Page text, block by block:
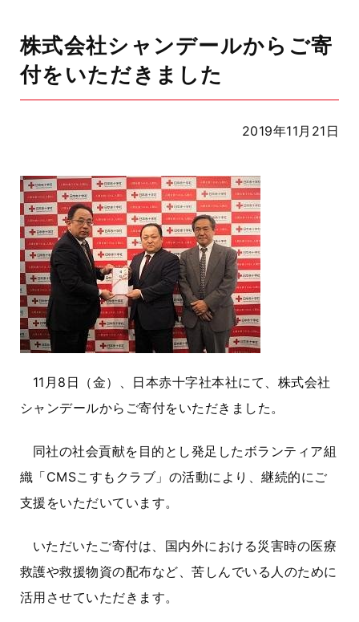
株式会社シャンデールからご寄
付をいただきました
2019年11月21日
11月8日（金）、日本赤十字社本社にて、株式会社
シャンデールからご寄付をいただきました。
同社の社会貢献を目的とし発足したボランティア組
織「CMSこすもクラブ」の活動により、継続的にご
支援をいただいています。
いただいたご寄付は、国内外における災害時の医療
救護や救援物資の配布など、苦しんでいる人のために
活用させていただきます。